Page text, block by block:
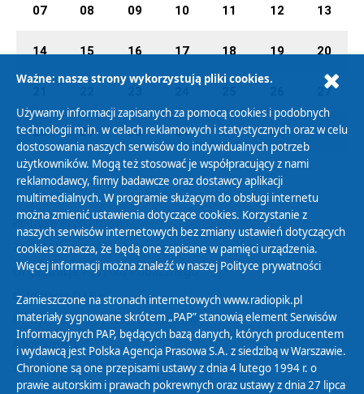
07 08 09 10 11 12 13
14 15 16 17 18 19 20
27
28 29 30 31 01 02 03
Polityka Prywatności
Zasady korzystania z Serwisu
Organizacje Pożytku Publicznego
Cyfryzacja DAB+
Polityka ochrony danych osobowych
Abonament
Zamówienia publiczne
Ważne: nasze strony wykorzystują pliki cookies.
Używamy informacji zapisanych za pomocą cookies i podobnych
technologii m.in. w celach reklamowych i statystycznych oraz w celu
dostosowania naszych serwisów do indywidualnych potrzeb
użytkowników. Mogą też stosować je współpracujący z nami
reklamodawcy, firmy badawcze oraz dostawcy aplikacji
multimedialnych. W programie służącym do obsługi internetu
można zmienić ustawienia dotyczące cookies. Korzystanie z
naszych serwisów internetowych bez zmiany ustawień dotyczących
cookies oznacza, że będą one zapisane w pamięci urządzenia.
Więcej informacji można znaleźć w naszej Polityce prywatności
Zamieszczone na stronach internetowych www.radiopik.pl
materiały sygnowane skrótem „PAP” stanowią element Serwisów
Informacyjnych PAP, będących bazą danych, których producentem
i wydawcą jest Polska Agencja Prasowa S.A. z siedzibą w Warszawie.
Chronione są one przepisami ustawy z dnia 4 lutego 1994 r. o
prawie autorskim i prawach pokrewnych oraz ustawy z dnia 27 lipca